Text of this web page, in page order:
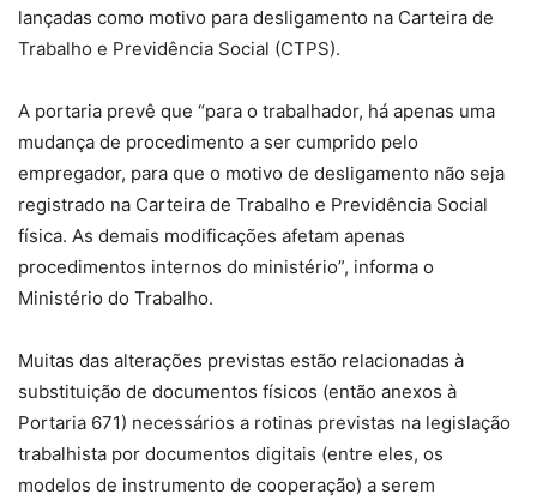
lançadas como motivo para desligamento na Carteira de
Trabalho e Previdência Social (CTPS).
A portaria prevê que “para o trabalhador, há apenas uma
mudança de procedimento a ser cumprido pelo
empregador, para que o motivo de desligamento não seja
registrado na Carteira de Trabalho e Previdência Social
física. As demais modificações afetam apenas
procedimentos internos do ministério”, informa o
Ministério do Trabalho.
Muitas das alterações previstas estão relacionadas à
substituição de documentos físicos (então anexos à
Portaria 671) necessários a rotinas previstas na legislação
trabalhista por documentos digitais (entre eles, os
modelos de instrumento de cooperação) a serem